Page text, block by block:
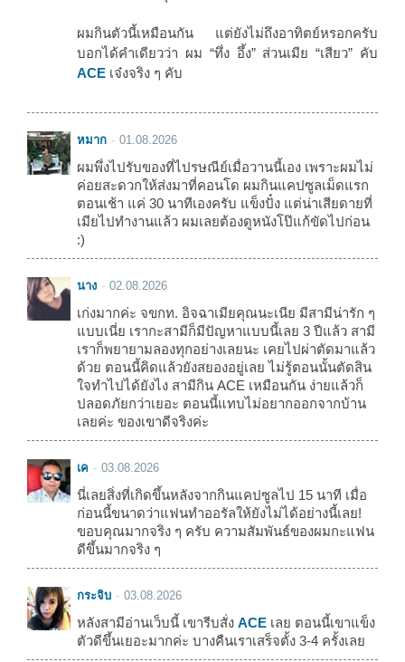
ผมกินตัวนี้เหมือนกัน แต่ยังไม่ถึงอาทิตย์หรอกครับ
บอกได้คำเดียวว่า ผม “ทึ่ง อึ้ง” ส่วนเมีย “เสียว” คับ
ACE เจ๋งจริง ๆ คับ
หมาก 01.08.2026
ผมพึ่งไปรับของที่ไปรษณีย์เมื่อวานนี้เอง เพราะผมไม่
ค่อยสะดวกให้ส่งมาที่คอนโด ผมกินแคปซูลเม็ดแรก
ตอนเช้า แค่ 30 นาทีเองครับ แข็งปั๋ง แต่น่าเสียดายที่
เมียไปทำงานแล้ว ผมเลยต้องดูหนังโป๊แก้ขัดไปก่อน
:)
นาง 02.08.2026
เก่งมากค่ะ จขกท. อิจฉาเมียคุณนะเนีย มีสามีน่ารัก ๆ
แบบเนี่ย เรากะสามีก็มีปัญหาแบบนี้เลย 3 ปีแล้ว สามี
เราก็พยายามลองทุกอย่างเลยนะ เคยไปผ่าตัดมาแล้ว
ด้วย ตอนนี้คิดแล้วยังสยองอยู่เลย ไม่รู้ตอนนั้นตัดสิน
ใจทำไปได้ยังไง สามีกิน ACE เหมือนกัน ง่ายแล้วก็
ปลอดภัยกว่าเยอะ ตอนนี้แทบไม่อยากออกจากบ้าน
เลยค่ะ ของเขาดีจริงค่ะ
เค 03.08.2026
นี่เลยสิ่งที่เกิดขึ้นหลังจากกินแคปซูลไป 15 นาที เมื่อ
ก่อนนี้ขนาดว่าแฟนทำออรัลให้ยังไม่ได้อย่างนี้เลย!
ขอบคุณมากจริง ๆ ครับ ความสัมพันธ์ของผมกะแฟน
ดีขึ้นมากจริง ๆ
กระจิบ 03.08.2026
หลังสามีอ่านเว็บนี้ เขารีบสั่ง ACE เลย ตอนนี้เขาแข็ง
ตัวดีขึ้นเยอะมากค่ะ บางคืนเราเสร็จตั้ง 3-4 ครั้งเลย